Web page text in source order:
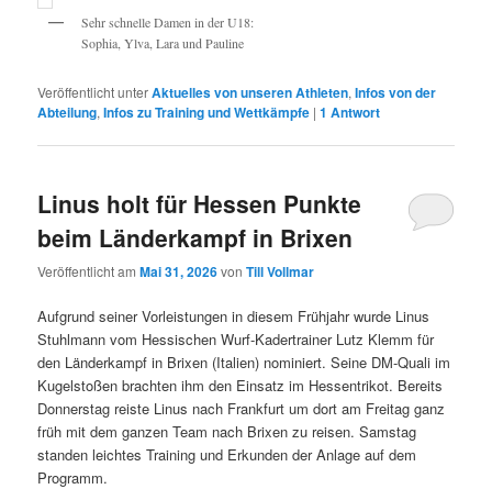
Sehr schnelle Damen in der U18:
Sophia, Ylva, Lara und Pauline
Veröffentlicht unterAktuelles von unseren Athleten,Infos von der
Abteilung,Infos zu Training und Wettkämpfe |1 Antwort
Linus holt für Hessen Punkte
beim Länderkampf in Brixen
Veröffentlicht amMai 31, 2026vonTill Vollmar
Aufgrund seiner Vorleistungen in diesem Frühjahr wurde Linus
Stuhlmann vom Hessischen Wurf-Kadertrainer Lutz Klemm für
den Länderkampf in Brixen (Italien) nominiert. Seine DM-Quali im
Kugelstoßen brachten ihm den Einsatz im Hessentrikot. Bereits
Donnerstag reiste Linus nach Frankfurt um dort am Freitag ganz
früh mit dem ganzen Team nach Brixen zu reisen. Samstag
standen leichtes Training und Erkunden der Anlage auf dem
Programm.